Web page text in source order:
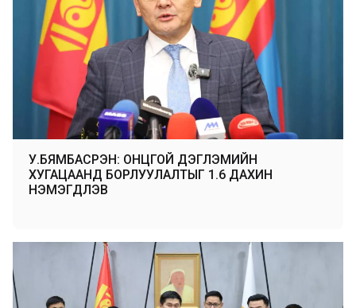
У.БЯМБАСҮРЭН: ОНЦГОЙ ДЭГЛЭМИЙН
ХУГАЦААНД БОРЛУУЛАЛТЫГ 1.6 ДАХИН
НЭМЭГДҮҮЛЭВ